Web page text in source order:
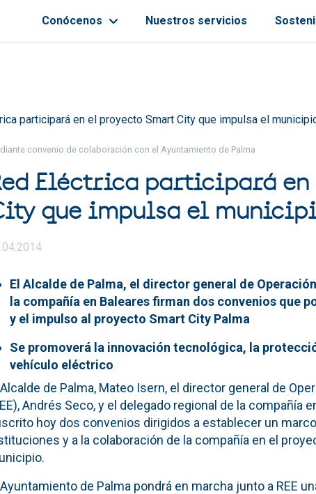
Conócenos Nuestros servicios
de ayuda a la
participará en el proyecto Smart City que impulsa el
convenio de colaboración con el Ayuntamiento de Palma
Eléctrica participará
que impulsa el
El Alcalde de Palma, el director general de
la compañía en Baleares firman dos convenios que
y el impulso al proyecto Smart City Palma
Se promoverá la innovación tecnológica, la
vehículo eléctrico
de Palma, Mateo Isern, el director general de
Andrés Seco, y el delegado regional de la compañía
hoy dos convenios dirigidos a establecer un
y a la colaboración de la compañía en el
de Palma pondrá en marcha junto a REE